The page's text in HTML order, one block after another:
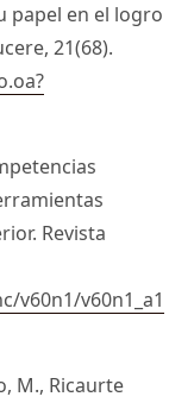
papel en el logro
21(68).
Revista
v60n1/v60n1_a1
M., Ricaurte